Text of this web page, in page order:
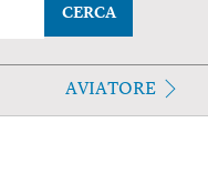
CERCA
AVIATORE